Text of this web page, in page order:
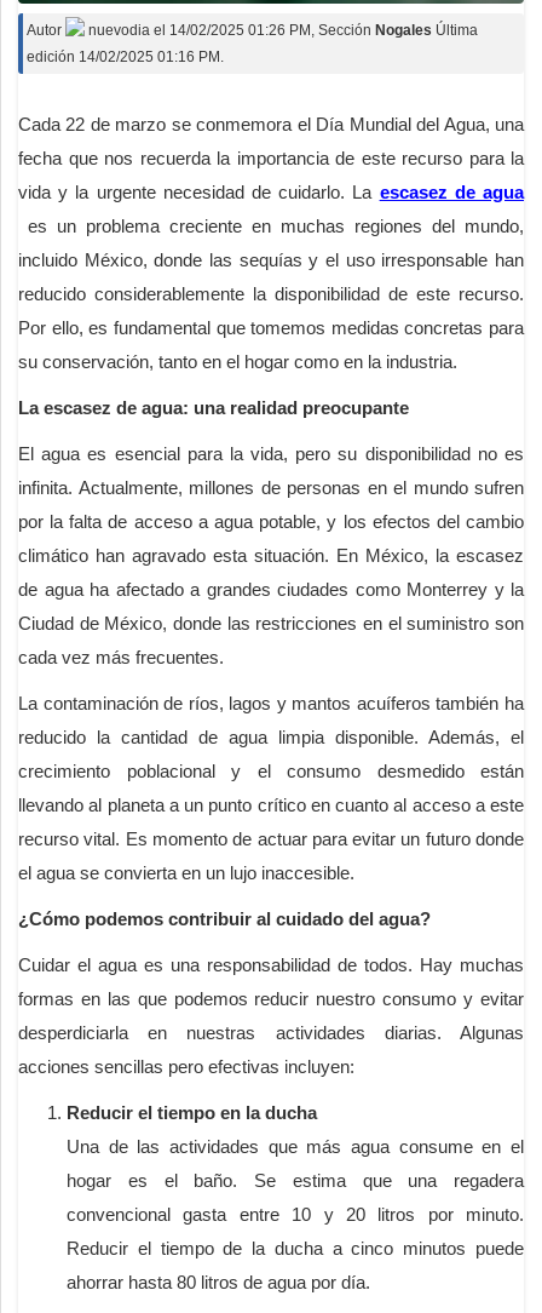
Autor nuevodia el 14/02/2025 01:26 PM , Sección Nogales Última
edición 14/02/2025 01:16 PM.
Cada 22 de marzo se conmemora el Día Mundial del Agua, una
fecha que nos recuerda la importancia de este recurso para la
vida y la urgente necesidad de cuidarlo. La escasez de agua
es un problema creciente en muchas regiones del mundo,
incluido México, donde las sequías y el uso irresponsable han
reducido considerablemente la disponibilidad de este recurso.
Por ello, es fundamental que tomemos medidas concretas para
su conservación, tanto en el hogar como en la industria.
La escasez de agua: una realidad preocupante
El agua es esencial para la vida, pero su disponibilidad no es
infinita. Actualmente, millones de personas en el mundo sufren
por la falta de acceso a agua potable, y los efectos del cambio
climático han agravado esta situación. En México, la escasez
de agua ha afectado a grandes ciudades como Monterrey y la
Ciudad de México, donde las restricciones en el suministro son
cada vez más frecuentes.
La contaminación de ríos, lagos y mantos acuíferos también ha
reducido la cantidad de agua limpia disponible. Además, el
crecimiento poblacional y el consumo desmedido están
llevando al planeta a un punto crítico en cuanto al acceso a este
recurso vital. Es momento de actuar para evitar un futuro donde
el agua se convierta en un lujo inaccesible.
¿Cómo podemos contribuir al cuidado del agua?
Cuidar el agua es una responsabilidad de todos. Hay muchas
formas en las que podemos reducir nuestro consumo y evitar
desperdiciarla en nuestras actividades diarias. Algunas
acciones sencillas pero efectivas incluyen:
Reducir el tiempo en la ducha
Una de las actividades que más agua consume en el
hogar es el baño. Se estima que una regadera
convencional gasta entre 10 y 20 litros por minuto.
Reducir el tiempo de la ducha a cinco minutos puede
ahorrar hasta 80 litros de agua por día.